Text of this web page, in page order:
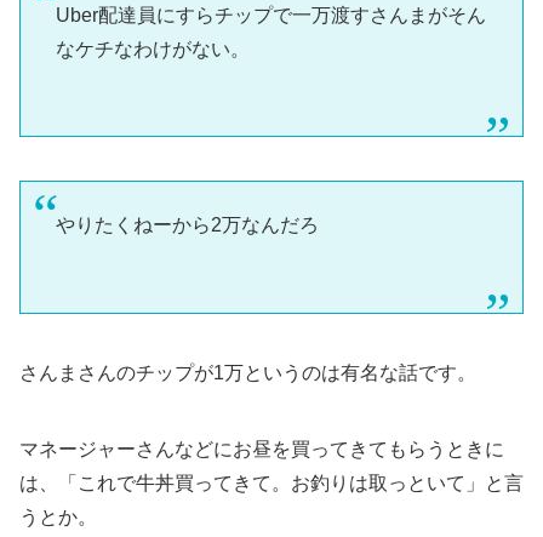
Uber配達員にすらチップで一万渡すさんまがそん
なケチなわけがない。
やりたくねーから2万なんだろ
さんまさんのチップが1万というのは有名な話です。
マネージャーさんなどにお昼を買ってきてもらうときに
は、「これで牛丼買ってきて。お釣りは取っといて」と言
うとか。